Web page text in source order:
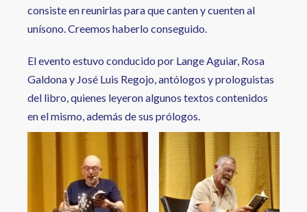
consiste en reunirlas para que canten y cuenten al
unísono. Creemos haberlo conseguido.
El evento estuvo conducido por Lange Aguiar, Rosa
Galdona y José Luis Regojo, antólogos y prologuistas
del libro, quienes leyeron algunos textos contenidos
en el mismo, además de sus prólogos.